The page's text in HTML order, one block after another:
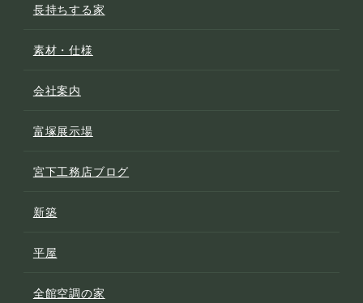
長持ちする家
素材・仕様
会社案内
富塚展示場
宮下工務店ブログ
新築
平屋
全館空調の家